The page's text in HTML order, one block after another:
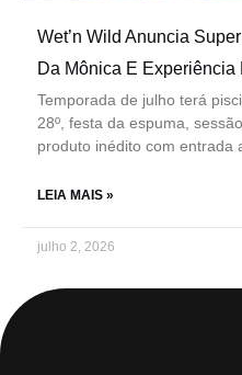
Wet’n Wild Anuncia
Da Mônica E
Temporada de julho terá
28º, festa da espuma,
produto inédito com entrada
LEIA MAIS »
julho 2, 2026